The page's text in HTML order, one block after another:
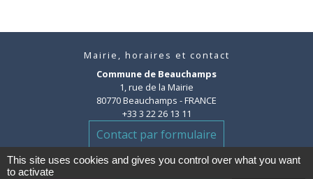
Mairie, horaires et contact
Commune de Beauchamps
1, rue de la Mairie
80770 Beauchamps - FRANCE
+33 3 22 26 13 11
Contact par formulaire
This site uses cookies and gives you control over what you want
to activate